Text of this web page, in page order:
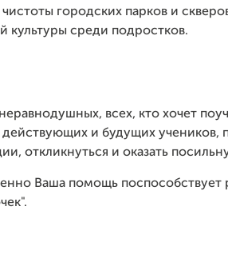
городских парков и
культуры среди подростков.
всех, кто хочет
действующих и будущих учеников,
откликнуться и оказать
Ваша помощь